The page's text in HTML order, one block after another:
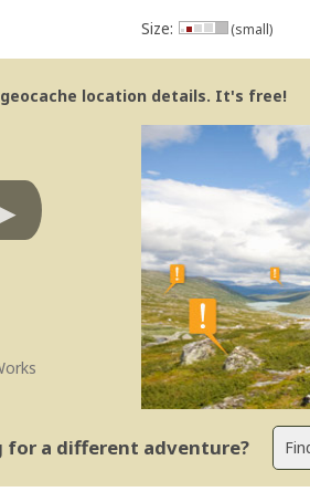
Size: (small)
geocache location details. It's free!
for a different adventure?